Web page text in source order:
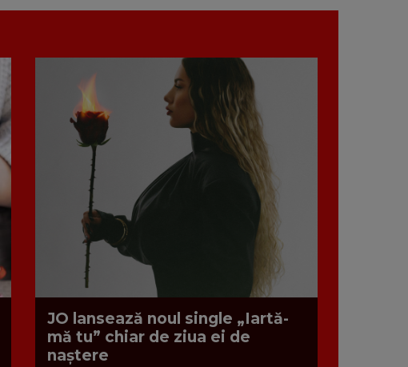
JO lansează noul single „Iartă-
mă tu” chiar de ziua ei de
naștere